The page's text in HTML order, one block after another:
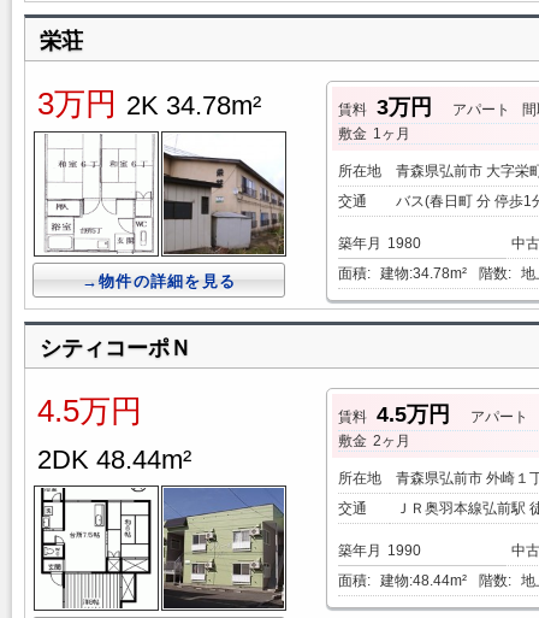
栄荘
3万円 2K 34.78m²
→物件の詳細を見る
賃料 3万円 アパート
敷金 1ヶ月
所在地
青森県弘前市 大字栄
交通
バス(春日町 分 停歩1
築年月 1980
中
面積: 建物:34.78m² 階数: 地
シティコーポＮ
4.5万円
2DK 48.44m²
賃料 4.5万円
アパート
敷金 2ヶ月
所在地
青森県弘前市 外崎１
交通
ＪＲ奥羽本線弘前駅
築年月 1990
中
面積: 建物:48.44m² 階数: 地